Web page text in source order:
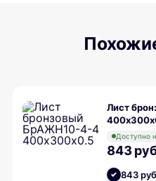
Лист
Доступно
843
843